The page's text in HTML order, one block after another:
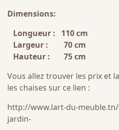
Dimensions:
Longueur : 110 cm
Largeur : 70 cm
Hauteur : 75 cm
Vous allez trouver les prix et
les chaises sur ce lien :
http://www.lart-du-meuble.tn/
jardin-